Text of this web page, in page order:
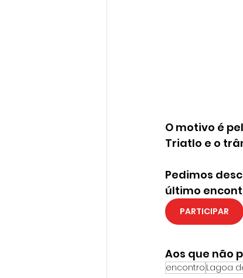
O motivo é
Triatlo e o
Pedimos
último
PARTICIPAR
Aos que não
encontro Lagoa